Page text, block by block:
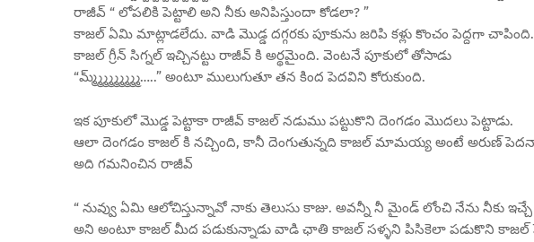
రాజీవ్ “ లోపలికి పెట్టాలి అని నీకు అనిపిస్తుందా కోడలా? ”
కాజల్ ఏమి మాట్లాడలేదు. వాడి మొడ్డ దగ్గరకు పూకును జరిపి కళ్లు కొంచం పెద్దగా చాపింది.
కాజల్ గ్రీన్ సిగ్నల్ ఇచ్చినట్టు రాజీవ్ కి అర్థమైంది. వెంటనే పూకులో తోసాడు
“మ్మ్మ్మ్మ్మ్మ్మ్మ్మ్…..” అంటూ ములుగుతూ తన కింద పెదవిని కోరుకుంది.
ఇక పూకులో మొడ్డ పెట్టాకా రాజీవ్ కాజల్ నడుము పట్టుకొని దెంగడం మొదలు పెట్టాడు.
ఆలా దెంగడం కాజల్ కి నచ్చింది, కానీ దెంగుతున్నది కాజల్ మామయ్య అంటే అరుణ్
అది గమనించిన రాజీవ్
“ నువ్వు ఏమి ఆలోచిస్తున్నావో నాకు తెలుసు కాజు. అవన్నీ నీ మైండ్ లోంచి నేను నీకు ఇచ్చే
అని అంటూ కాజల్ మీద పడుకున్నాడు వాడి ఛాతి కాజల్ సళ్ళని పిసికెలా పడుకొని